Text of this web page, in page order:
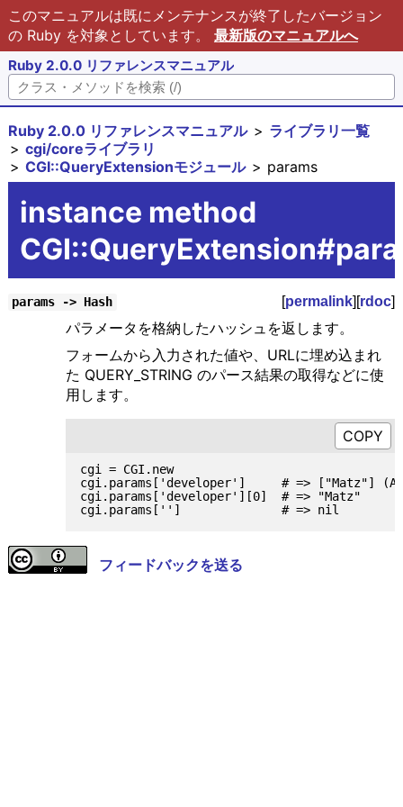
このマニュアルは既にメンテナンスが終了したバージョン
の Ruby を対象としています。 最新版のマニュアルへ
Ruby 2.0.0 リファレンスマニュアル
Ruby 2.0.0 リファレンスマニュアル
ライブラリ一覧
cgi/coreライブラリ
CGI::QueryExtensionモジュール
params
instance method
params -> Hash [permalink][rdoc]
パラメータを格納したハッシュを返します。
フォームから入力された値や、URLに埋め込まれ
た QUERY_STRING のパース結果の取得などに使
用します。
cgi = CGI.new
cgi.params['developer']     # => ["Matz"]
cgi.params['developer'][0]  # => "Matz"
フィードバックを送る